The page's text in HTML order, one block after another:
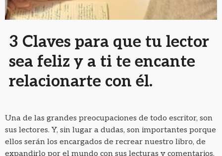
3 Claves para que tu lector
sea feliz y a ti te encante
relacionarte con él.
Una de las grandes preocupaciones de todo escritor, son
sus lectores. Y, sin lugar a dudas, son importantes porque
ellos serán los encargados de recrear nuestro libro, de
expandirlo por el mundo con sus lecturas y comentarios.